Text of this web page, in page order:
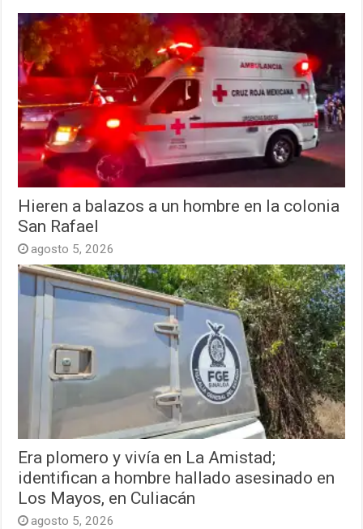
Hieren a balazos a un hombre en la colonia
San Rafael
agosto 5, 2026
Era plomero y vivía en La Amistad;
identifican a hombre hallado asesinado en
Los Mayos, en Culiacán
agosto 5, 2026